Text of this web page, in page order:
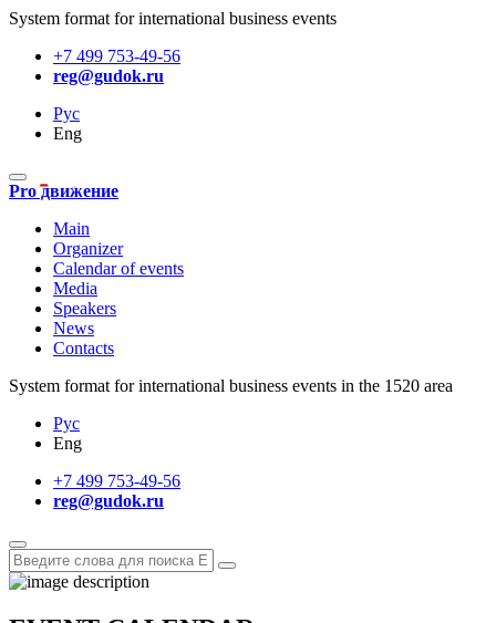
System format for international business events
+7 499 753-49-56
reg@gudok.ru
Рус
Eng
Pro движение
Main
Organizer
Calendar of events
Media
Speakers
News
Contacts
System format for international business events in the 1520 area
Рус
Eng
+7 499 753-49-56
reg@gudok.ru